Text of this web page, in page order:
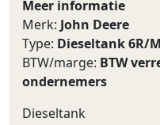
Meer informatie
Merk: John Deere
Type: Dieseltank 6R/
BTW/marge: BTW
ondernemers
Dieseltank